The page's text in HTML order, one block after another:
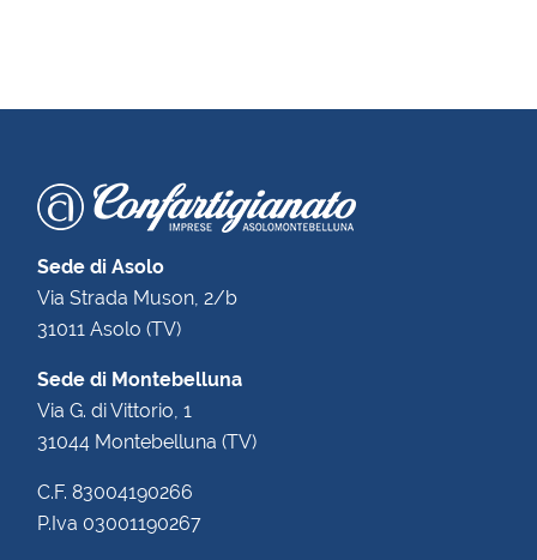
Sede di Asolo
Via Strada Muson, 2/b
31011 Asolo (TV)
Sede di Montebelluna
Via G. di Vittorio, 1
31044 Montebelluna (TV)
C.F. 83004190266
P.Iva 03001190267